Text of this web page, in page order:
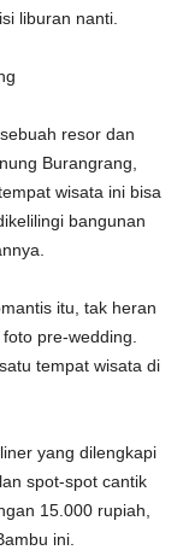
liburan nanti.
resor dan
Burangrang,
wisata ini bisa
bangunan
itu, tak heran
pre-wedding.
tempat wisata di
yang dilengkapi
spot-spot cantik
15.000 rupiah,
ini.